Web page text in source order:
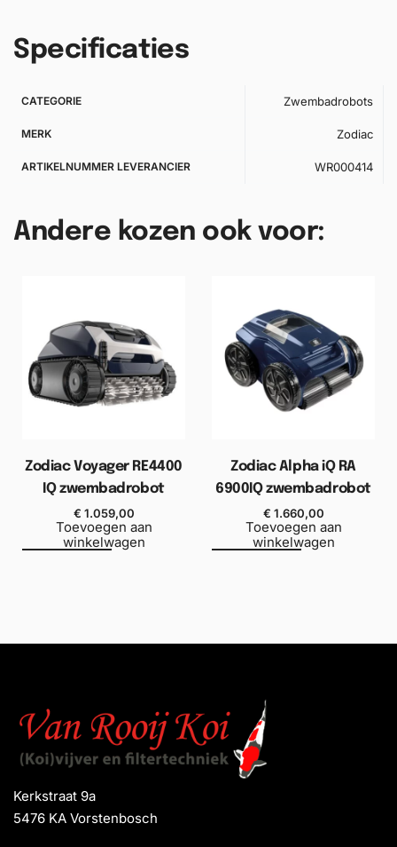
Specificaties
CATEGORIE Zwembadrobots
MERK Zodiac
ARTIKELNUMMER LEVERANCIER WR000414
Andere kozen ook voor:
Zodiac Voyager RE4400
IQ zwembadrobot
€ 1.059,00
Toevoegen aan
winkelwagen
Zodiac Alpha iQ RA
6900IQ zwembadrobot
€ 1.660,00
Toevoegen aan
winkelwagen
Kerkstraat 9a
5476 KA Vorstenbosch